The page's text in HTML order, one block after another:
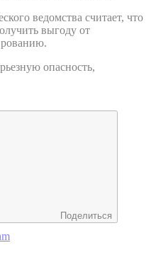
ведомства считает, что
выгоду от
опасность,
Поделиться